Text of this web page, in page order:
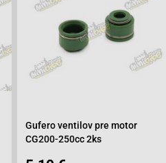
Gufero ventilov pre motor
CG200-250cc 2ks